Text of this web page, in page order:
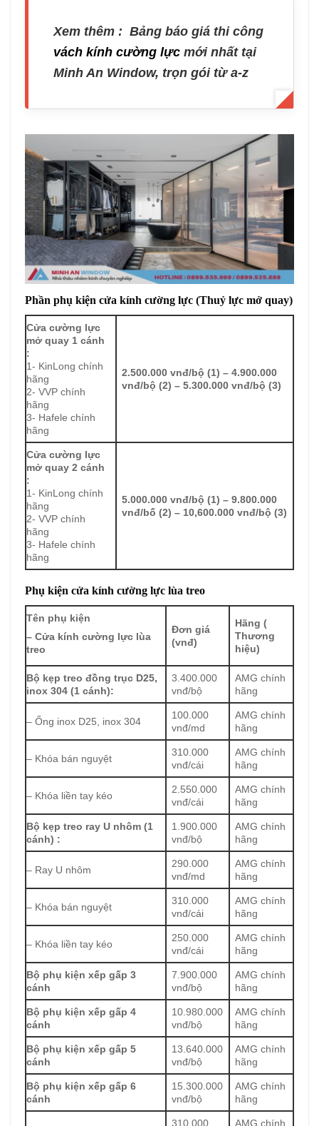
Xem thêm : Bảng báo giá thi công
vách kính cường lực mới nhất tại
Minh An Window, trọn gói từ a-z
Phần phụ kiện cửa kính cường lực (Thuỷ lực mở quay)
Cửa cường lực
mở quay 1 cánh
:
1- KinLong chính
hãng
2- VVP chính
hãng
3- Hafele chính
hãng
2.500.000 vnđ/bộ (1) – 4.900.000
vnđ/bộ (2) – 5.300.000 vnđ/bộ (3)
Cửa cường lực
mở quay 2 cánh
:
1- KinLong chính
hãng
2- VVP chính
hãng
3- Hafele chính
hãng
5.000.000 vnđ/bộ (1) – 9.800.000
vnđ/bố (2) – 10,600.000 vnđ/bộ (3)
Phụ kiện cửa kính cường lực lùa treo
Tên phụ kiện
– Cửa kính cường lực lùa
treo
Đơn giá
(vnđ)
Hãng (
Thương
hiệu)
Bộ kẹp treo đồng trục D25,
inox 304 (1 cánh):
3.400.000
vnđ/bộ
AMG chính
hãng
– Ống inox D25, inox 304
100.000
vnđ/md
AMG chính
hãng
– Khóa bán nguyệt
310.000
vnđ/cái
AMG chính
hãng
– Khóa liền tay kéo
2.550.000
vnđ/cái
AMG chính
hãng
Bộ kẹp treo ray U nhôm (1
cánh) :
1.900.000
vnđ/bộ
AMG chính
hãng
– Ray U nhôm
290.000
vnđ/md
AMG chính
hãng
– Khóa bán nguyệt
310.000
vnđ/cái
AMG chính
hãng
– Khóa liền tay kéo
250.000
vnđ/cái
AMG chính
hãng
Bộ phụ kiện xếp gấp 3
cánh
7.900.000
vnđ/bộ
AMG chính
hãng
Bộ phụ kiện xếp gấp 4
cánh
10.980.000
vnđ/bộ
AMG chính
hãng
Bộ phụ kiện xếp gấp 5
cánh
13.640.000
vnđ/bộ
AMG chính
hãng
Bộ phụ kiện xếp gấp 6
cánh
15.300.000
vnđ/bộ
AMG chính
hãng
310.000 AMG chính